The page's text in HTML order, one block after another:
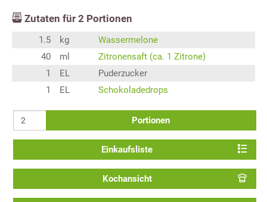
Zutaten für 2 Portionen
1.5 kg
Wassermelone
40
ml
Zitronensaft (ca. 1 Zitrone)
1
EL
Puderzucker
1
EL Schokoladedrops
Portionen
Einkaufsliste
Kochansicht